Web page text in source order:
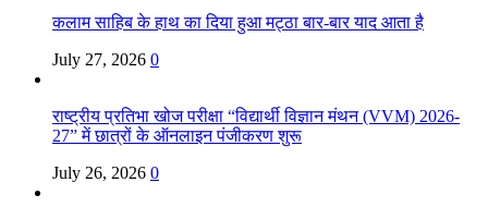
कलाम साहिब के हाथ का दिया हुआ मट्ठा बार-बार याद आता है
July 27, 2026 0
राष्ट्रीय प्रतिभा खोज परीक्षा “विद्यार्थी विज्ञान मंथन (VVM) 2026-
27” में छात्रों के ऑनलाइन पंजीकरण शुरू
July 26, 2026 0